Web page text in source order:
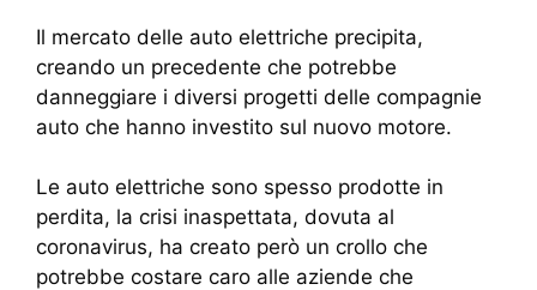
Il mercato delle auto elettriche precipita,
creando un precedente che potrebbe
danneggiare i diversi progetti delle compagnie
auto che hanno investito sul nuovo motore.
Le auto elettriche sono spesso prodotte in
perdita, la crisi inaspettata, dovuta al
coronavirus, ha creato però un crollo che
potrebbe costare caro alle aziende che